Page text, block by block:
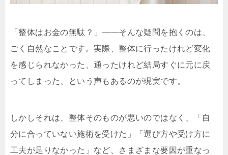
「整体はお金の無駄？」――そんな疑問を抱くのは、
ごく自然なことです。実際、整体に行ったけれど変化
を感じられなかった、通ったけれど結局すぐに元に戻
ってしまった、という声もあるのが現実です。
しかしそれは、整体そのものが悪いのではなく、「自
分に合っていない施術を受けた」「選び方や受け方に
工夫が足りなかった」など、さまざまな要因が重なっ